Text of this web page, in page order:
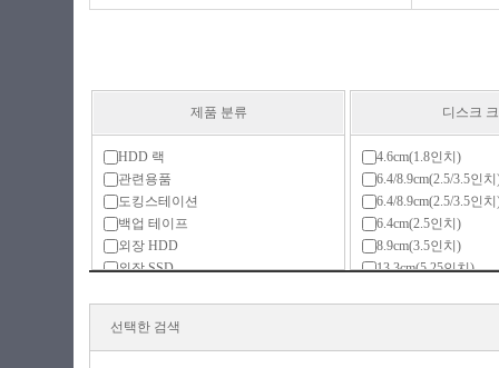
제품 분류
HDD 랙
관련용품
도킹스테이션
백업 테이프
외장 HDD
외장 SSD
디스크
4.6cm(1.8인치)
6.4/8.9cm(2.5/3.5인
6.4/8.9cm(2.5/3.5인
6.4cm(2.5인치)
8.9cm(3.5인치)
13.3cm(5.25인치)
선택한 검색